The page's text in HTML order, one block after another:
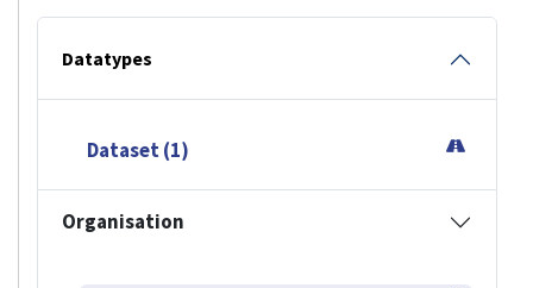
Datatypes
Dataset (1)
Organisation